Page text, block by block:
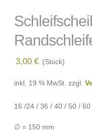
3,00 € (Stück)
inkl. 19 % MwSt. zzgl.
16 /24 / 36 / 40 / 50 /
∅ = 150 mm